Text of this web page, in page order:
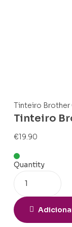
Tinteiro Brother
Tinteiro
€19.90
Quantity